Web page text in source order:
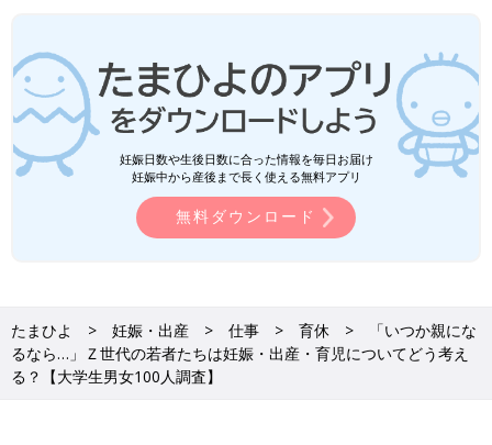
妊娠日数や生後日数に合った情報を毎日お届け
妊娠中から産後まで長く使える無料アプリ
無料ダウンロード
たまひよ 妊娠・出産 仕事 育休
「いつか親にな
るなら…」Ｚ世代の若者たちは妊娠・出産・育児についてどう考え
る？【大学生男女100人調査】